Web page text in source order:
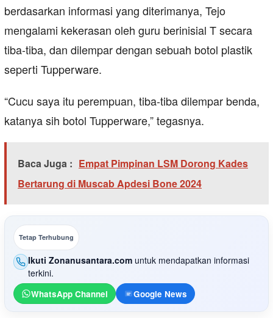
berdasarkan informasi yang diterimanya, Tejo
mengalami kekerasan oleh guru berinisial T secara
tiba-tiba, dan dilempar dengan sebuah botol plastik
seperti Tupperware.
“Cucu saya itu perempuan, tiba-tiba dilempar benda,
katanya sih botol Tupperware,” tegasnya.
Baca Juga : Empat Pimpinan LSM Dorong Kades
Bertarung di Muscab Apdesi Bone 2024
Tetap Terhubung
Ikuti Zonanusantara.com untuk mendapatkan informasi
terkini.
WhatsApp Channel Google News